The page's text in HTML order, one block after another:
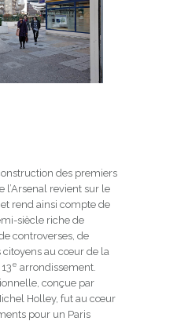
des premiers
l’Arsenal revient sur le
rend ainsi compte de
siècle riche de
controverses, de
citoyens au cœur de la
e arrondissement.
conçue par
Holley, fut au cœur
pour un Paris